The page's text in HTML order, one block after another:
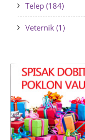
Telep (184)
Veternik (1)